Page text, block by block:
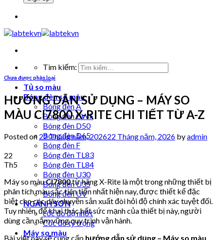
Tìm kiếm:
Tủ so màu
Bóng đèn so màu
Bóng đèn A
Bóng đèn CWF
Bóng đèn D50
Bóng đèn D65
Bóng đèn F
Bóng đèn TL83
Bóng đèn TL84
Bóng đèn U30
Bóng đèn U35
Bóng đèn UV
NGÀNH SƠN
cốc đo độ nhớt
Cốc đo tỷ trọng
Máy so màu
Chưa được phân loại
HƯỚNG DẪN SỬ DỤNG – MÁY SO
MÀU CI7800 X-RITE CHI TIẾT TỪ A-Z
Posted on 22 Tháng năm, 202622 Tháng năm, 2026 byadmin
22
Th5
Máy so màuCI7800từ hãng X-Rite là một trong những thiết bị
phân tích màu sắc tiên tiến nhất hiện nay, được thiết kế đặc
biệt cho các dây chuyền sản xuất đòi hỏi độ chính xác tuyệt đối.
Tuy nhiên, để khai thác hết sức mạnh của thiết bị này, người
dùng cần nắm vững quy trình vận hành.
Bài viết này sẽ cung cấp hướng dẫn sử dụng – Máy so màu